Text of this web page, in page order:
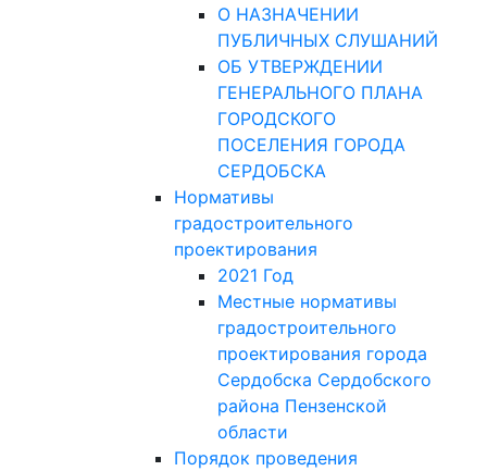
О НАЗНАЧЕНИИ
ПУБЛИЧНЫХ СЛУШАНИЙ
ОБ УТВЕРЖДЕНИИ
ГЕНЕРАЛЬНОГО ПЛАНА
ГОРОДСКОГО
ПОСЕЛЕНИЯ ГОРОДА
СЕРДОБСКА
Нормативы
градостроительного
проектирования
2021 Год
Местные нормативы
градостроительного
проектирования города
Сердобска Сердобского
района Пензенской
области
Порядок проведения